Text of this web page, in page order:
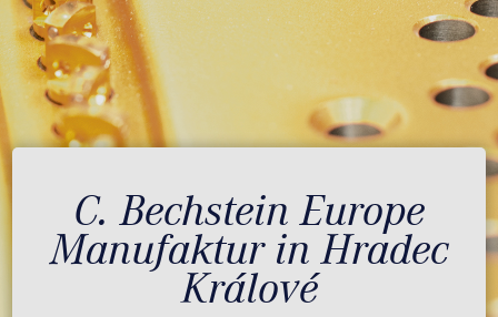
C. Bechstein Europe
Manufaktur in Hradec
Králové